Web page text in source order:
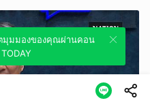
อนเทนต์นี้บน
มุมมองของคุณผ่านคอน